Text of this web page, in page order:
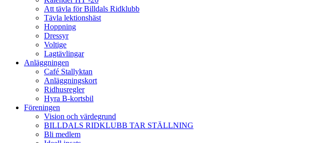
Att tävla för Billdals Ridklubb
Tävla lektionshäst
Hoppning
Dressyr
Voltige
Lagtävlingar
Anläggningen
Café Stallyktan
Anläggningskort
Ridhusregler
Hyra B-kortsbil
Föreningen
Vision och värdegrund
BILLDALS RIDKLUBB TAR STÄLLNING
Bli medlem